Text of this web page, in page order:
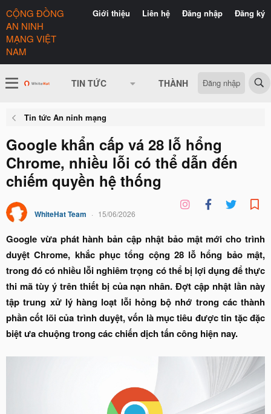
Giới thiệu Liên hệ Đăng nhập Đăng ký
CỘNG ĐỒNG
AN NINH
MẠNG VIỆT
NAM
TIN TỨC THÀNH VIÊN CÓ GÌ
Đăng nhập
Tin tức An ninh mạng
Google khẩn cấp vá 28 lỗ hổng
Chrome, nhiều lỗi có thể dẫn đến
chiếm quyền hệ thống
WhiteHat Team 15/06/2026
Google vừa phát hành bản cập nhật bảo mật mới cho trình
duyệt Chrome, khắc phục tổng cộng 28 lỗ hổng bảo mật,
trong đó có nhiều lỗi nghiêm trọng có thể bị lợi dụng để thực
thi mã tùy ý trên thiết bị của nạn nhân. Đợt cập nhật lần này
tập trung xử lý hàng loạt lỗi hỏng bộ nhớ trong các thành
phần cốt lõi của trình duyệt, vốn là mục tiêu được tin tặc đặc
biệt ưa chuộng trong các chiến dịch tấn công hiện nay.